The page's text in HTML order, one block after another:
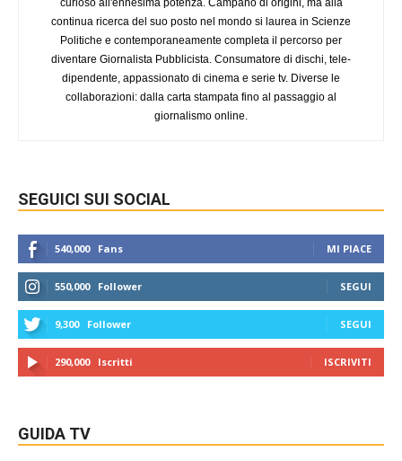
curioso all'ennesima potenza. Campano di origini, ma alla
continua ricerca del suo posto nel mondo si laurea in Scienze
Politiche e contemporaneamente completa il percorso per
diventare Giornalista Pubblicista. Consumatore di dischi, tele-
dipendente, appassionato di cinema e serie tv. Diverse le
collaborazioni: dalla carta stampata fino al passaggio al
giornalismo online.
SEGUICI SUI SOCIAL
540,000 Fans MI PIACE
550,000 Follower SEGUI
9,300 Follower SEGUI
290,000 Iscritti ISCRIVITI
GUIDA TV